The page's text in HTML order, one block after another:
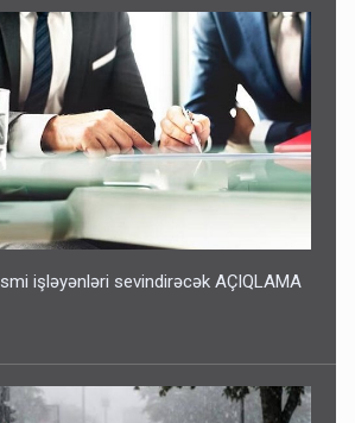
işləyənləri sevindirəcək AÇIQLAMA